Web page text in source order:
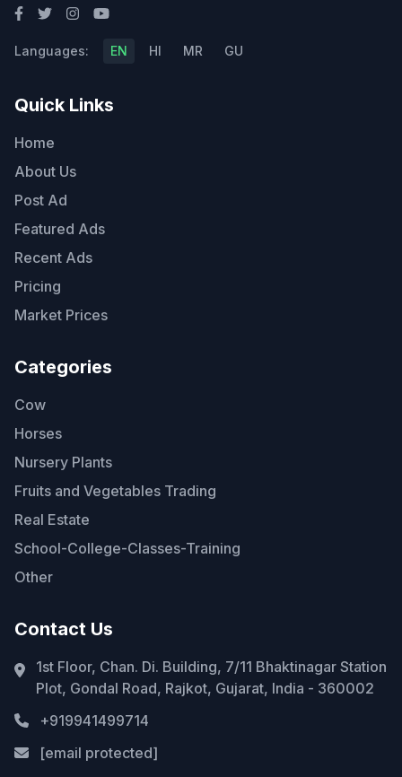
Languages: EN HI MR GU
Quick Links
Home
About Us
Post Ad
Featured Ads
Recent Ads
Pricing
Market Prices
Categories
Cow
Horses
Nursery Plants
Fruits and Vegetables Trading
Real Estate
School-College-Classes-Training
Other
Contact Us
1st Floor, Chan. Di. Building, 7/11 Bhaktinagar Station
Plot, Gondal Road, Rajkot, Gujarat, India - 360002
+919941499714
[email protected]